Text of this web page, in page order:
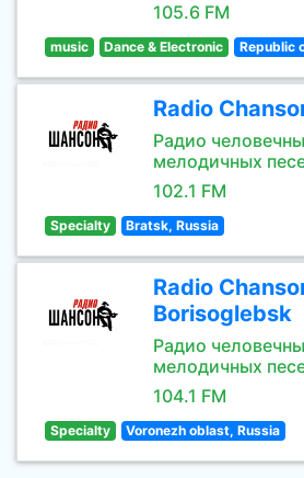
105.6 FM
music Dance & Electronic Republic
Radio
Радио
мелодичных
102.1 FM
Specialty Bratsk, Russia
Radio
Borisoglebsk
Радио
мелодичных
104.1 FM
Specialty Voronezh oblast, Russia